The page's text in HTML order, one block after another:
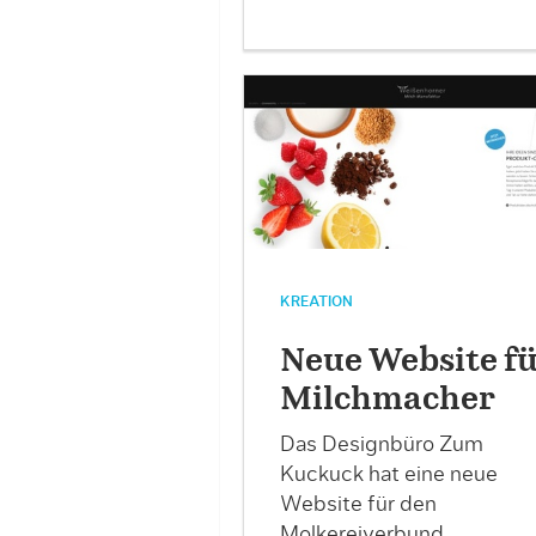
KREATION
Neue Website
Milchmacher
Das Designbüro Zum
Kuckuck hat eine neue
Website für den